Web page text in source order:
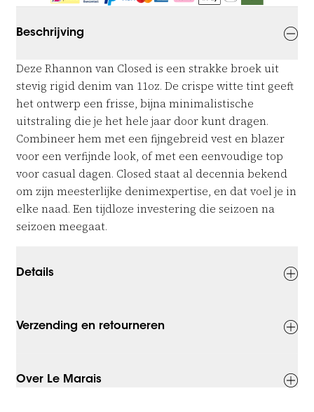
Beschrijving
Deze Rhannon van Closed is een strakke broek uit
stevig rigid denim van 11oz. De crispe witte tint geeft
het ontwerp een frisse, bijna minimalistische
uitstraling die je het hele jaar door kunt dragen.
Combineer hem met een fijngebreid vest en blazer
voor een verfijnde look, of met een eenvoudige top
voor casual dagen. Closed staat al decennia bekend
om zijn meesterlijke denimexpertise, en dat voel je in
elke naad. Een tijdloze investering die seizoen na
seizoen meegaat.
Details
Verzending en retourneren
Over Le Marais